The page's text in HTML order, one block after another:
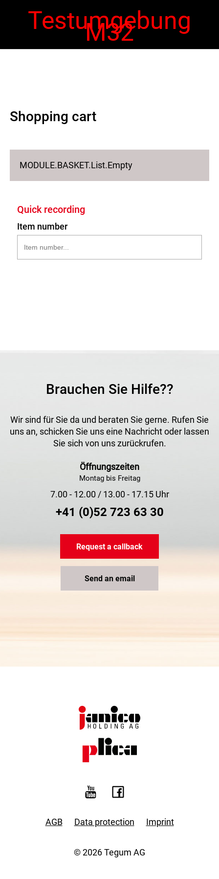
Testumgebung
M32
Shopping cart
MODULE.BASKET.List.Empty
Quick recording
Item number
Brauchen Sie Hilfe??
Wir sind für Sie da und beraten Sie gerne. Rufen Sie
uns an, schicken Sie uns eine Nachricht oder lassen
Sie sich von uns zurückrufen.
Öffnungszeiten
Montag bis Freitag
7.00 - 12.00 / 13.00 - 17.15 Uhr
+41 (0)52 723 63 30
Request a callback
Send an email
AGB Data protection Imprint
© 2026 Tegum AG